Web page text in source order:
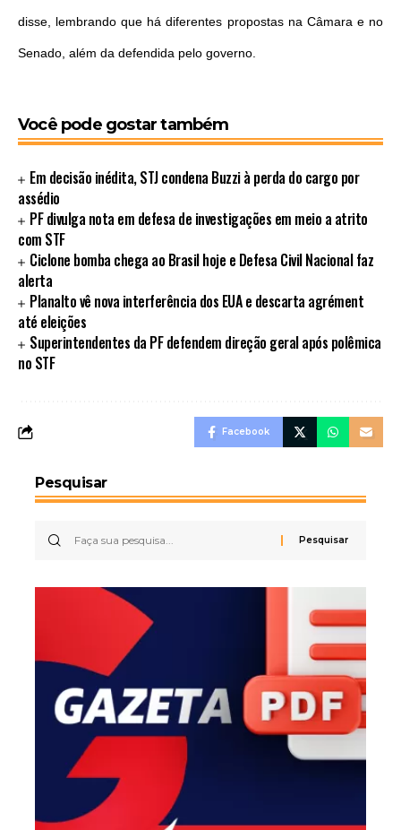
disse, lembrando que há diferentes propostas na Câmara e no
Senado, além da defendida pelo governo.
Você pode gostar também
Em decisão inédita, STJ condena Buzzi à perda do cargo por
assédio
PF divulga nota em defesa de investigações em meio a atrito
com STF
Ciclone bomba chega ao Brasil hoje e Defesa Civil Nacional faz
alerta
Planalto vê nova interferência dos EUA e descarta agrément
até eleições
Superintendentes da PF defendem direção geral após polêmica
no STF
Facebook
Pesquisar